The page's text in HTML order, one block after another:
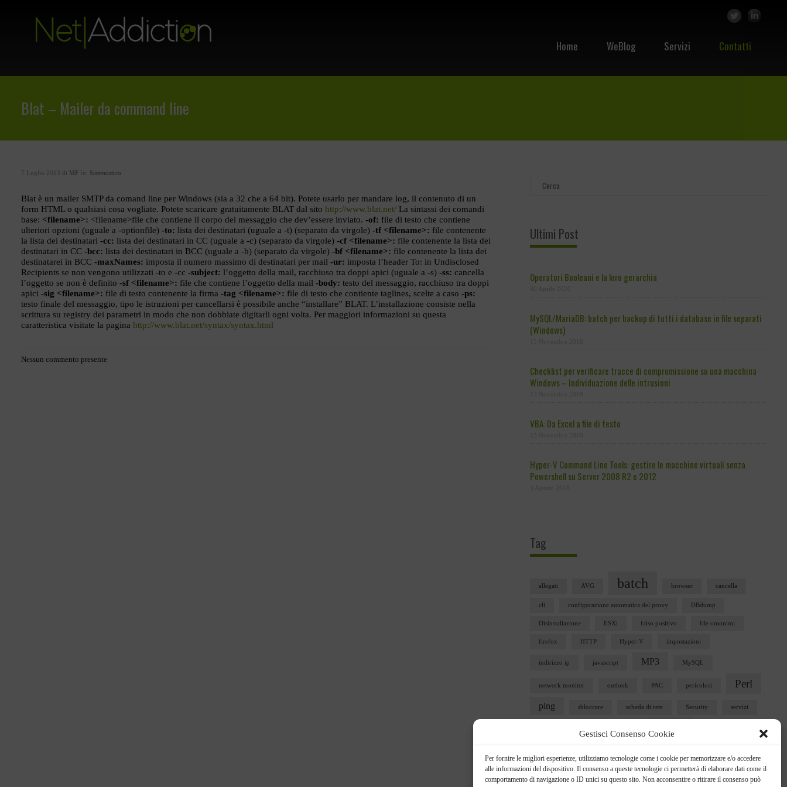
Gestisci Consenso Cookie
Per fornire le migliori esperienze, utilizziamo tecnologie come i cookie per memorizzare e/o accedere
alle informazioni del dispositivo. Il consenso a queste tecnologie ci permetterà di elaborare dati come il
comportamento di navigazione o ID unici su questo sito. Non acconsentire o ritirare il consenso può
Home WeBlog Servizi Contatti
Blat – Mailer da command line
7 Luglio 2013 di MF In: Sistemistico
Blat è un mailer SMTP da comand line per Windows (sia a 32 che a 64 bit). Potete usarlo per mandare log, il contenuto di un
form HTML o qualsiasi cosa vogliate. Potete scaricare gratuitamente BLAT dal sitohttp://www.blat.net/ La sintassi dei comandi
base: <filename>: <filename>file che contiene il corpo del messaggio che dev’essere inviato.-of: file di testo che contiene
ulteriori opzioni (uguale a -optionfile)-to: lista dei destinatari (uguale a -t) (separato da virgole)-tf <filename>: file contenente
la lista dei destinatari-cc: lista dei destinatari in CC (uguale a -c) (separato da virgole)-cf <filename>: file contenente la lista dei
destinatari in CC-bcc: lista dei destinatari in BCC (uguale a -b) (separato da virgole)-bf <filename>: file contenente la lista dei
destinatarei in BCC-maxNames: imposta il numero massimo di destinatari per mail-ur: imposta l’header To: in Undisclosed
Recipients se non vengono utilizzati -to e -cc-subject: l’oggetto della mail, racchiuso tra doppi apici (uguale a -s)-ss: cancella
l’oggetto se non è definito-sf <filename>: file che contiene l’oggetto della mail-body: testo del messaggio, racchiuso tra doppi
apici-sig <filename>: file di testo contenente la firma-tag <filename>: file di testo che contiente taglines, scelte a caso-ps:
testo finale del messaggio, tipo le istruzioni per cancellarsi è possibile anche “installare” BLAT. L’installazione consiste nella
scrittura su registry dei parametri in modo che non dobbiate digitarli ogni volta. Per maggiori informazioni su questa
caratteristica visitate la paginahttp://www.blat.net/syntax/syntax.html
Nessun commento presente
Ultimi Post
Operatori Booleani e la loro gerarchia
MySQL/MariaDB: batch per backup di tutti i database in file separati
(Windows)
Checklist per verificare tracce di compromissione su una macchina
Windows – Individuazione delle intrusioni
VBA: Da Excel a file di testo
Hyper-V Command Line Tools: gestire le macchine virtuali senza
Powershell su Server 2008 R2 e 2012
Tag
allegati AVG batch browser cancella
cli configurazione automatica del proxy DBdump
Disinstallazione ESXi falso positivo file omonimi
firefox HTTP Hyper-V impostazioni
indirizzo ip javascript MP3 MySQL
network monitor outlook PAC pericolosi Perl
ping sbloccare scheda di rete Security servizi
vSphere 5 webform win 7 windows